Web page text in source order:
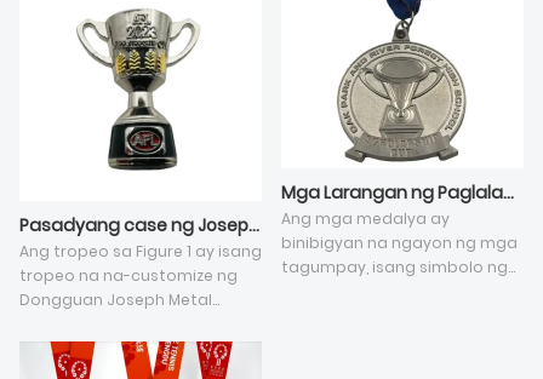
Pasadyang case ng Joseph metal trophy (larawan)
Ang tropeo sa Figure 1 ay isang
tropeo na na-customize ng
Dongguan Joseph Metal
customer. Ito ay may
napakahalagang
Mga Larangan ng Paglalapat ng Medalya (Figure)
Ang mga medalya ay
binibigyan na ngayon ng mga
tagumpay, isang simbolo ng